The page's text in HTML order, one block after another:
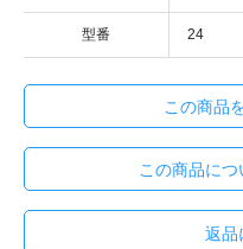
型番 24
この商品
この商品につ
返品